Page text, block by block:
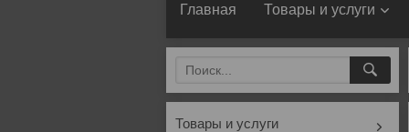
Главная Товары и услуги
Товары и услуги